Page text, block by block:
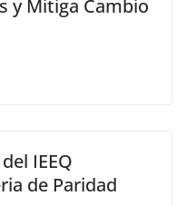
y Mitiga Cambio
IEEQ
de Paridad